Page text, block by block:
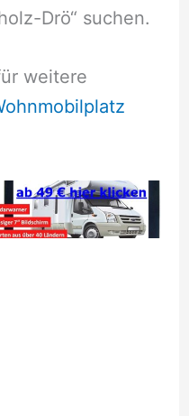
Drö“ suchen.
weitere